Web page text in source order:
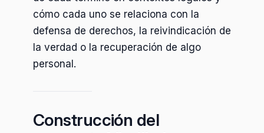
cómo cada uno se relaciona con la
defensa de derechos, la reivindicación de
la verdad o la recuperación de algo
personal.
Construcción del